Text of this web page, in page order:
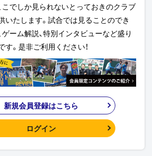
こでしか見られないとっておきのクラブ
いたします。試合では見ることのでき
ゲーム解説、特別インタビューなど盛り
。是非ご利用ください！
新規会員登録はこちら
ログイン